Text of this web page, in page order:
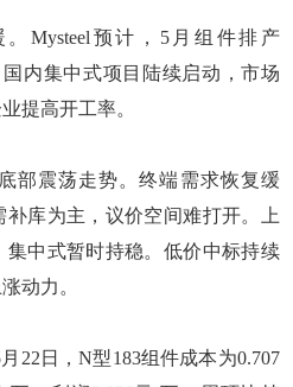
预计，5月组件排产
国内集中式项目陆续启动，市场
提高开工率。
震荡走势。终端需求恢复缓
库为主，议价空间难打开。上
集中式暂时持稳。低价中标持续
动力。
日，N型183组件成本为0.707